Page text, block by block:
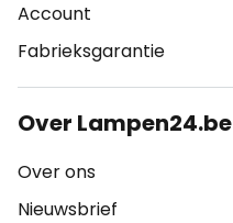
Account
Fabrieksgarantie
Over Lampen24.be
Over ons
Nieuwsbrief